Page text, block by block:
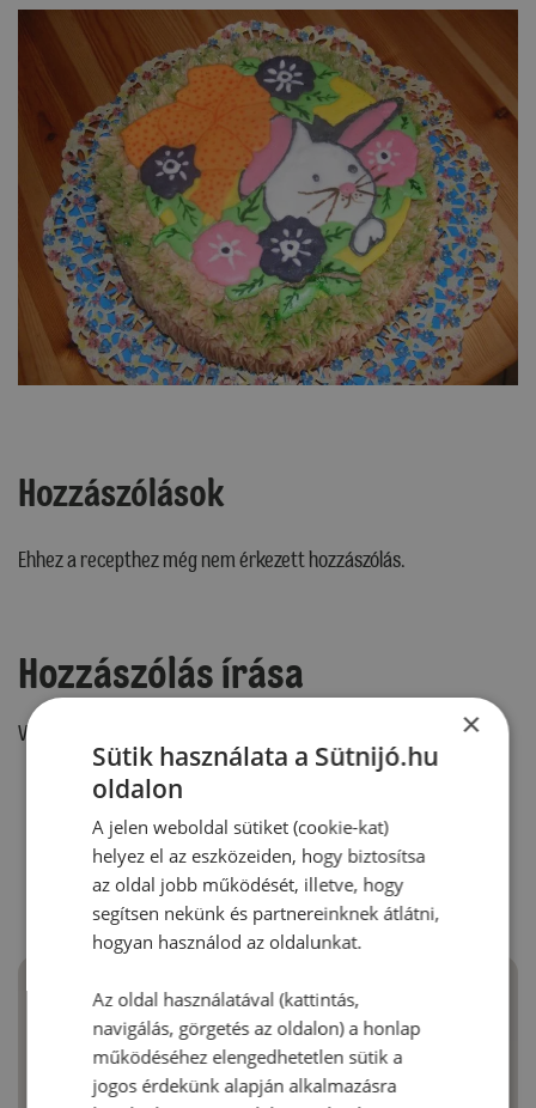
Hozzászólások
Ehhez a recepthez még nem érkezett hozzászólás.
Hozzászólás írása
Vélemény írásához, kérjük,
RECEPTAJÁNLÓ
×
Sütik használata a Sütnijó.hu
oldalon
A jelen weboldal sütiket (cookie-kat)
helyez el az eszközeiden, hogy biztosítsa
az oldal jobb működését, illetve, hogy
segítsen nekünk és partnereinknek átlátni,
hogyan használod az oldalunkat.
Az oldal használatával (kattintás,
navigálás, görgetés az oldalon) a honlap
működéséhez elengedhetetlen sütik a
jogos érdekünk alapján alkalmazásra